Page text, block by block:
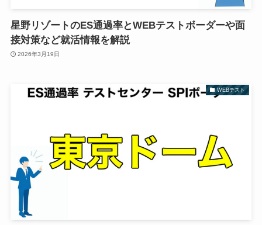
星野リゾートのES通過率とWEBテストボーダーや面
接対策など就活情報を解説
2026年3月19日
WEBテスト